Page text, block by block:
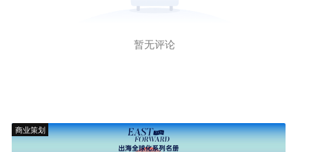
暂无评论
商业策划